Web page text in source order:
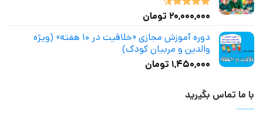
نمره4.50
۲۰,۰۰۰,۰۰۰ تومان
دوره آموزش مجازی «خلاقیت در ۱۰ هفته» (ویژه
والدین و مربیان کودک)
۱,۴۵۰,۰۰۰ تومان
با ما تماس بگیرید